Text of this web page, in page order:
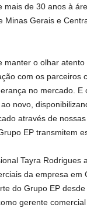
mais de 30 anos à
Minas Gerais e
manter o olhar
com os parceiros
no mercado.
novo,
através de
EP transmitem
Tayra Rodrigues
da empresa
do Grupo EP
gerente